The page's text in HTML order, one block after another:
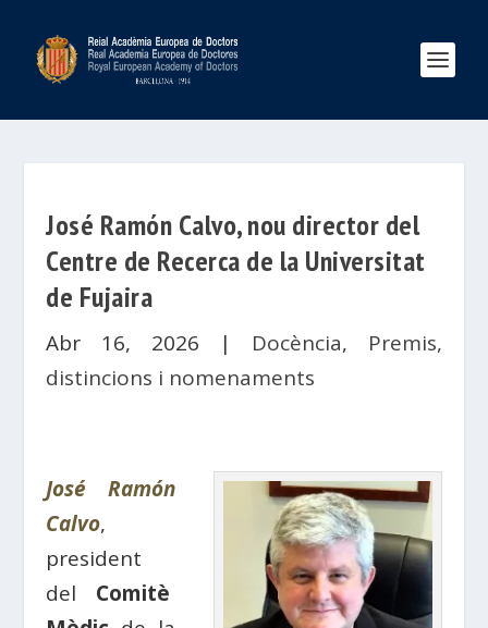
José Ramón Calvo, nou director del
Centre de Recerca de la Universitat
de Fujaira
Abr 16, 2026 | Docència, Premis,
distincions i nomenaments
José Ramón
Calvo,
president
del Comitè